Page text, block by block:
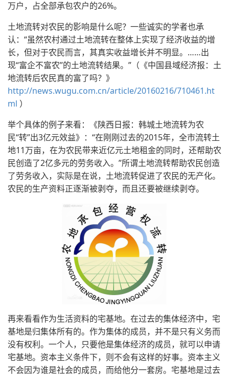
万户，占全部承包农户的26%。
土地流转对农民的影响是什么呢？一些诚实的学者也承
认：“虽然农村通过土地流转在整体上实现了经济收益的增
长，但对于农民而言，其真实收益增长并不明显。……出
现“富企不富农”的土地流转结果。”（《中国县域经济报：土
地流转后农民真的富了吗？》
http://news.wugu.com.cn/article/20160216/710461.ht
ml ）
举个具体的例子来看：《陕西日报：韩城土地流转为农
民“转”出3亿元效益》：“在刚刚过去的2015年，全市流转土
地11万亩，在为农民带来近亿元土地租金的同时，还帮助农
民创造了2亿多元的劳务收入。”所谓土地流转帮助农民创造
了劳务收入，实际是在说，土地流转促进了农民的无产化。
农民的生产资料正逐渐被剥夺，而且还要被继续剥夺。
再来看看作为生活资料的宅基地。在过去的集体经济中，宅
基地是归集体所有的。作为集体的成员，并不是只有义务而
没有权利。一个人，只要他是集体经济的成员，就可以申请
宅基地。资本主义条件下，则不会有这样的好事。资本主义
不会因为谁是社会的成员，而给他分一套房。宅基地是过去